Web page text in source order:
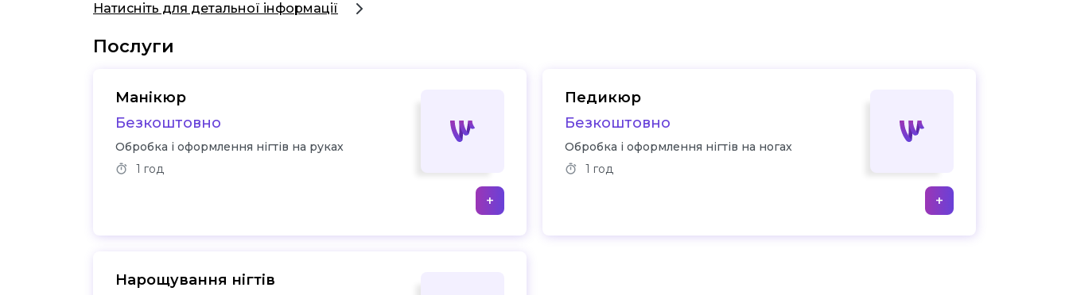
Натисніть для детальної інформації
Послуги
Манікюр
Безкоштовно
Обробка і оформлення нігтів на руках
1 год
+
Педикюр
Безкоштовно
Обробка і оформлення нігтів на ногах
1 год
+
Нарощування нігтів